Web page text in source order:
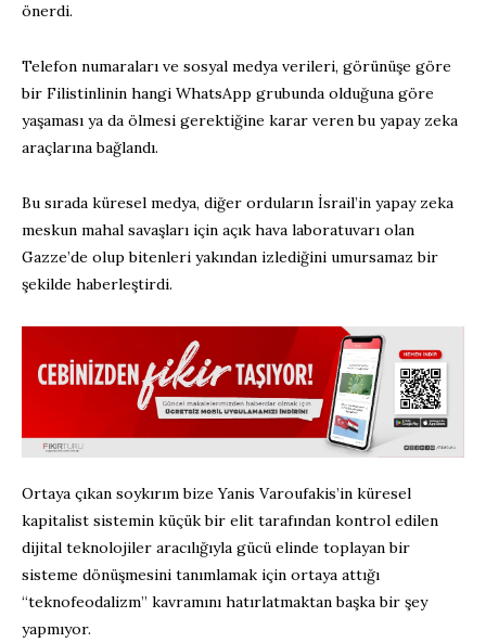
önerdi.
Telefon numaraları ve sosyal medya verileri, görünüşe göre
bir Filistinlinin hangi WhatsApp grubunda olduğuna göre
yaşaması ya da ölmesi gerektiğine karar veren bu yapay zeka
araçlarına bağlandı.
Bu sırada küresel medya, diğer orduların İsrail’in yapay zeka
meskun mahal savaşları için açık hava laboratuvarı olan
Gazze’de olup bitenleri yakından izlediğini umursamaz bir
şekilde haberleştirdi.
Ortaya çıkan soykırım bize Yanis Varoufakis’in küresel
kapitalist sistemin küçük bir elit tarafından kontrol edilen
dijital teknolojiler aracılığıyla gücü elinde toplayan bir
sisteme dönüşmesini tanımlamak için ortaya attığı
“teknofeodalizm” kavramını hatırlatmaktan başka bir şey
yapmıyor.